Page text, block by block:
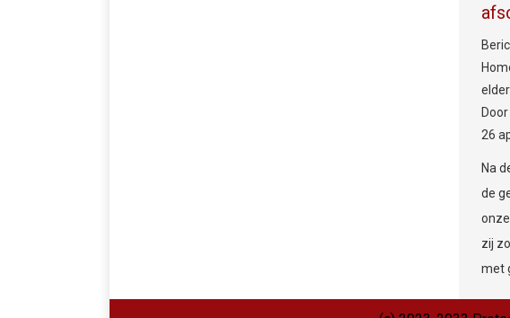
Door
26
Na
de
zij
met